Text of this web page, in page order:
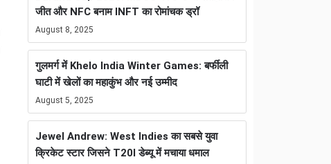
जीत और NFC बनाम INFT का रोमांचक ड्रॉ
August 8, 2025
गुलमर्ग में Khelo India Winter Games: बर्फीली
घाटी में खेलों का महाकुंभ और नई उम्मीद
August 5, 2025
Jewel Andrew: West Indies का सबसे युवा
क्रिकेट स्टार जिसने T20I डेब्यू में मचाया धमाल